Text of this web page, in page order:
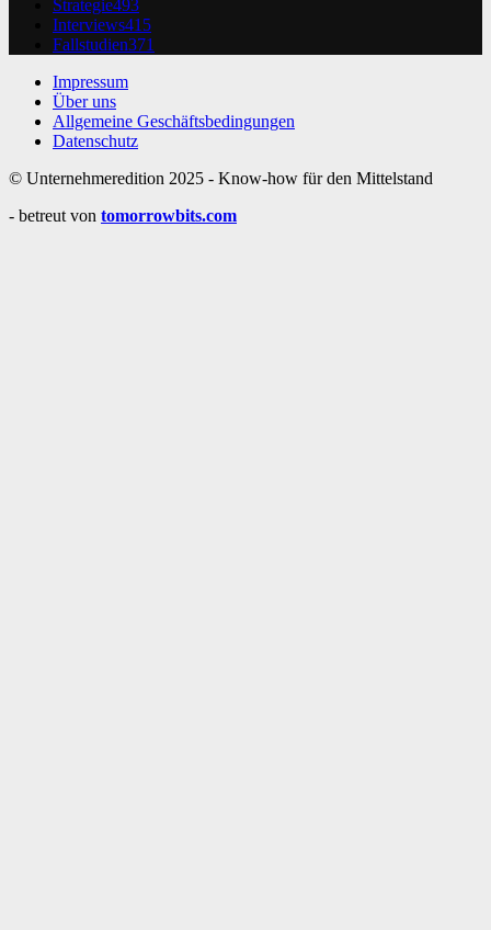
Strategie493
Interviews415
Fallstudien371
Impressum
Über uns
Allgemeine Geschäftsbedingungen
Datenschutz
© Unternehmeredition 2025 - Know-how für den Mittelstand
- betreut von tomorrowbits.com